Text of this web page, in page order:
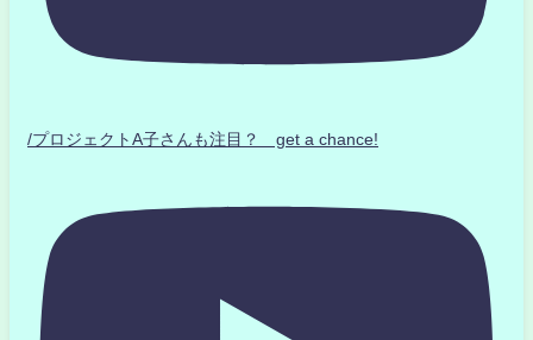
/プロジェクトA子さんも注目？ get a chance!